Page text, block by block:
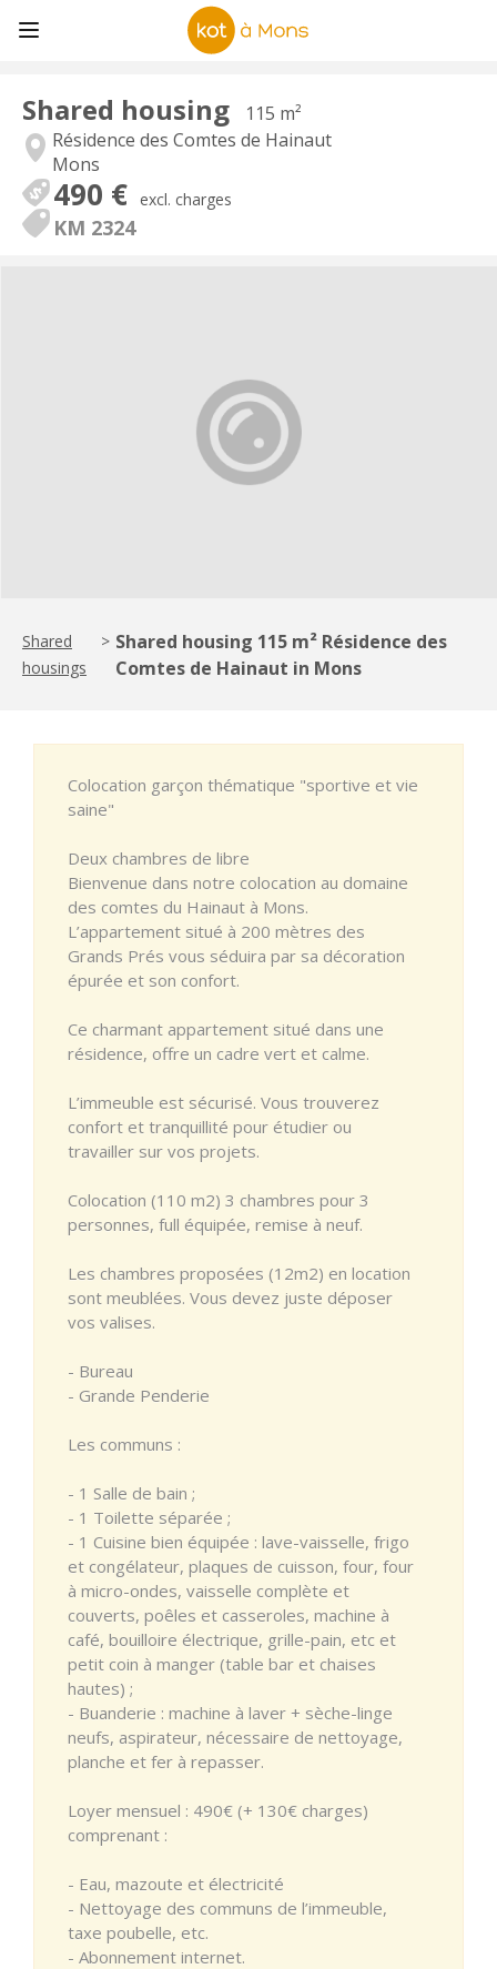
Shared housing
115 m²
Résidence des Comtes de Hainaut
Mons
490 € excl. charges
KM 2324
Shared
housings
> Shared housing 115 m² Résidence des
Comtes de Hainaut in Mons
Colocation garçon thématique "sportive et vie
saine"
Deux chambres de libre
Bienvenue dans notre colocation au domaine
des comtes du Hainaut à Mons.
L’appartement situé à 200 mètres des
Grands Prés vous séduira par sa décoration
épurée et son confort.
Ce charmant appartement situé dans une
résidence, offre un cadre vert et calme.
L’immeuble est sécurisé. Vous trouverez
confort et tranquillité pour étudier ou
travailler sur vos projets.
Colocation (110 m2) 3 chambres pour 3
personnes, full équipée, remise à neuf.
Les chambres proposées (12m2) en location
sont meublées. Vous devez juste déposer
vos valises.
- Bureau
- Grande Penderie
Les communs :
- 1 Salle de bain ;
- 1 Toilette séparée ;
- 1 Cuisine bien équipée : lave-vaisselle, frigo
et congélateur, plaques de cuisson, four, four
à micro-ondes, vaisselle complète et
couverts, poêles et casseroles, machine à
café, bouilloire électrique, grille-pain, etc et
petit coin à manger (table bar et chaises
hautes) ;
- Buanderie : machine à laver + sèche-linge
neufs, aspirateur, nécessaire de nettoyage,
planche et fer à repasser.
Loyer mensuel : 490€ (+ 130€ charges)
comprenant :
- Eau, mazoute et électricité
- Nettoyage des communs de l’immeuble,
taxe poubelle, etc.
- Abonnement internet.